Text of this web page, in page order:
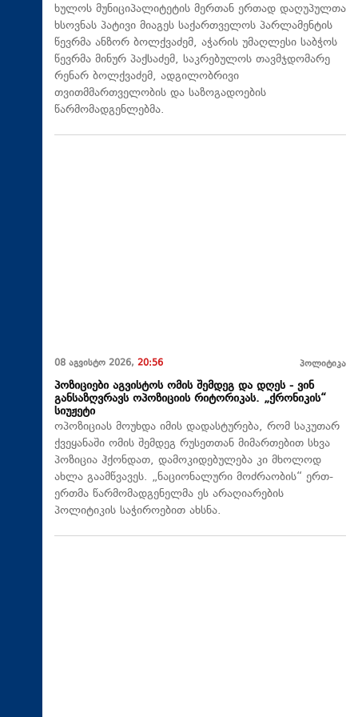
ხულოს მუნიციპალიტეტის მერთან ერთად დაღუპულთა
ხსოვნას პატივი მიაგეს საქართველოს პარლამენტის
წევრმა ანზორ ბოლქვაძემ, აჭარის უმაღლესი საბჭოს
წევრმა მინურ პაქსაძემ, საკრებულოს თავმჯდომარე
რენარ ბოლქვაძემ, ადგილობრივი
თვითმმართველობის და საზოგადოების
წარმომადგენლებმა.
08 აგვისტო 2026, 20:56 პოლიტიკა
პოზიციები აგვისტოს ომის შემდეგ და დღეს - ვინ
განსაზღვრავს ოპოზიციის რიტორიკას. „ქრონიკის“
სიუჟეტი
ოპოზიციას მოუხდა იმის დადასტურება, რომ საკუთარ
ქვეყანაში ომის შემდეგ რუსეთთან მიმართებით სხვა
პოზიცია ჰქონდათ, დამოკიდებულება კი მხოლოდ
ახლა გაამწვავეს. „ნაციონალური მოძრაობის“ ერთ-
ერთმა წარმომადგენელმა ეს არაღიარების
პოლიტიკის საჭიროებით ახსნა.